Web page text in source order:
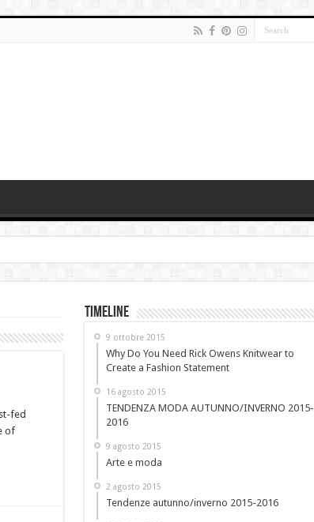
fed
of
Timeline
9 ottobre 2015
Why Do You Need Rick Owens Knitwear to
Create a Fashion Statement
16 agosto 2015
TENDENZA MODA AUTUNNO/INVERNO 2015-
2016
9 agosto 2015
Arte e moda
2 agosto 2015
Tendenze autunno/inverno 2015-2016